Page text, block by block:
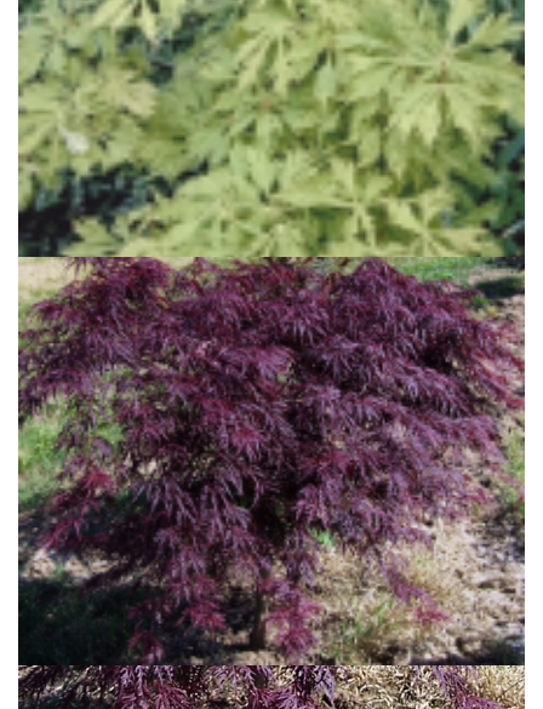
Japanse esdoorn
Acer japonicum 'Aconitifolium'